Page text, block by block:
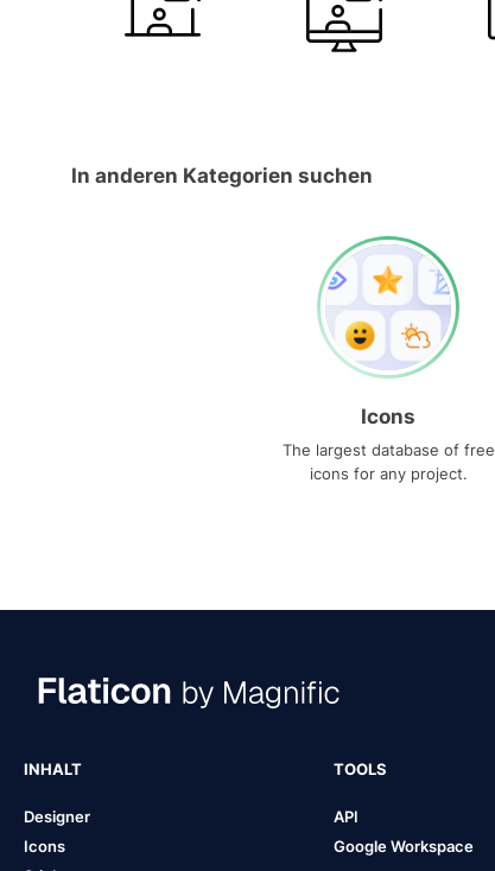
In anderen Kategorien suchen
Icons
The largest database of free
icons for any project.
INHALT
Designer
Icons
TOOLS
API
Google Workspace